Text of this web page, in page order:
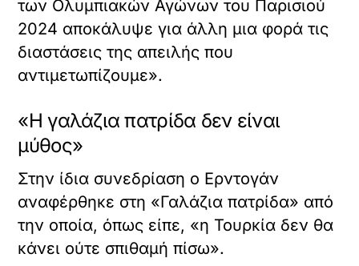
των Ολυμπιακών Αγώνων του Παρισιού
2024 αποκάλυψε για άλλη μια φορά τις
διαστάσεις της απειλής που
αντιμετωπίζουμε».
«Η γαλάζια πατρίδα δεν είναι
μύθος»
Στην ίδια συνεδρίαση ο Ερντογάν
αναφέρθηκε στη «Γαλάζια πατρίδα» από
την οποία, όπως είπε, «η Τουρκία δεν θα
κάνει ούτε σπιθαμή πίσω».